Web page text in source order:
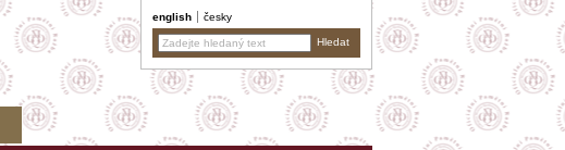
english česky